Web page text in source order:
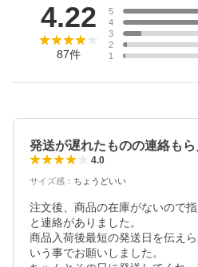
4.22
87件
5
4
3
2
1
発送が遅れたものの連絡も
4.0
サイズ感 ： ちょうどいい
注文後、商品の在庫がないので
と連絡がありました。
商品入荷後最短の発送日を伝え
いう事でお願いしました。